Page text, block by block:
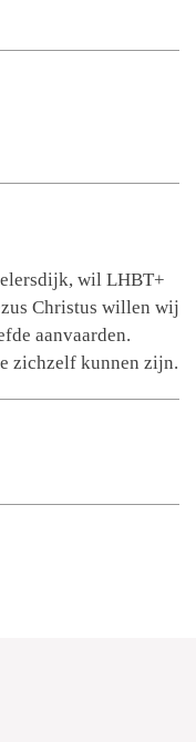
wil LHBT+
Christus willen wij
aanvaarden.
zichzelf kunnen zijn.